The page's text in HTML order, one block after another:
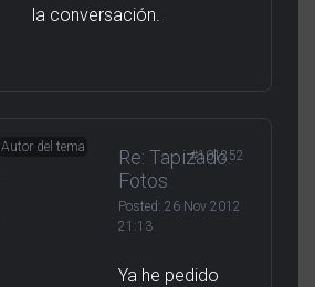
la conversación.
Autor del tema
Re: Tapizado.
Fotos
Posted: 26 Nov 2012
21:13
#101252
Ya he pedido